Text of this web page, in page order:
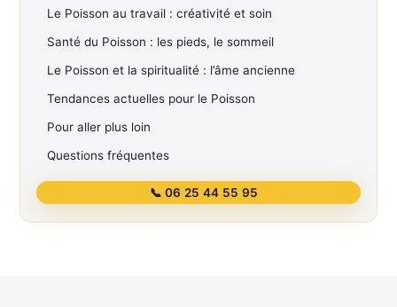
Le Poisson au travail : créativité et soin
Santé du Poisson : les pieds, le sommeil
Le Poisson et la spiritualité : l’âme ancienne
Tendances actuelles pour le Poisson
Pour aller plus loin
Questions fréquentes
📞 06 25 44 55 95